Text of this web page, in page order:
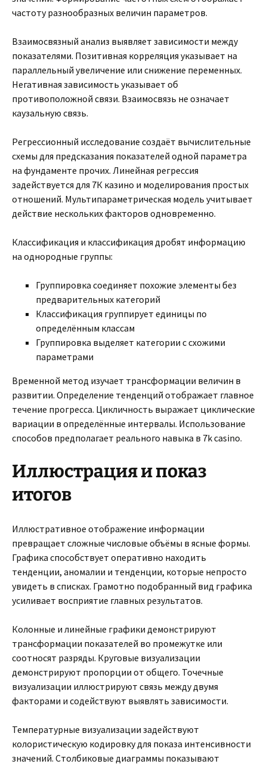
частоту разнообразных величин параметров.
Взаимосвязный анализ выявляет зависимости между
показателями. Позитивная корреляция указывает на
параллельный увеличение или снижение переменных.
Негативная зависимость указывает об
противоположной связи. Взаимосвязь не означает
каузальную связь.
Регрессионный исследование создаёт вычислительные
схемы для предсказания показателей одной параметра
на фундаменте прочих. Линейная регрессия
задействуется для 7К казино и моделирования простых
отношений. Мультипараметрическая модель учитывает
действие нескольких факторов одновременно.
Классификация и классификация дробят информацию
на однородные группы:
Группировка соединяет похожие элементы без
предварительных категорий
Классификация группирует единицы по
определённым классам
Группировка выделяет категории с схожими
параметрами
Временной метод изучает трансформации величин в
развитии. Определение тенденций отображает главное
течение прогресса. Цикличность выражает циклические
вариации в определённые интервалы. Использование
способов предполагает реального навыка в 7k casino.
Иллюстрация и показ
итогов
Иллюстративное отображение информации
превращает сложные числовые объёмы в ясные формы.
Графика способствует оперативно находить
тенденции, аномалии и тенденции, которые непросто
увидеть в списках. Грамотно подобранный вид графика
усиливает восприятие главных результатов.
Колонные и линейные графики демонстрируют
трансформации показателей во промежутке или
соотносят разряды. Круговые визуализации
демонстрируют пропорции от общего. Точечные
визуализации иллюстрируют связь между двумя
факторами и содействуют выявлять зависимости.
Температурные визуализации задействуют
колористическую кодировку для показа интенсивности
значений. Столбиковые диаграммы показывают